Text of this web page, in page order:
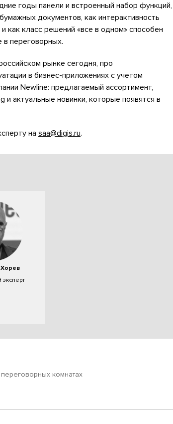
годы панели и встроенный набор функций,
документов, как интерактивность
как класс решений «все в одном» способен
переговорных.
рынке сегодня, про
в бизнес-приложениях с учетом
Newline: предлагаемый ассортимент,
актуальные новинки, которые появятся в
на saa@digis.ru.
комнатах